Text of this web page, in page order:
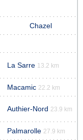
Chazel
La Sarre 13.2 km
Macamic 22.2 km
Authier-Nord 23.9 km
Palmarolle 27.9 km